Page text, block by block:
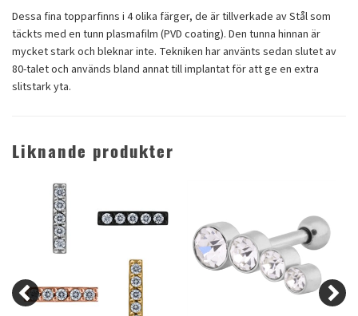
Dessa fina topparfinns i 4 olika färger, de är tillverkade av Stål som
täckts med en tunn plasmafilm (PVD coating). Den tunna hinnan är
mycket stark och bleknar inte. Tekniken har använts sedan slutet av
80-talet och används bland annat till implantat för att ge en extra
slitstark yta.
Liknande produkter